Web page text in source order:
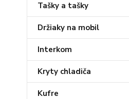
Tašky a tašky
Držiaky na mobil
Interkom
Kryty chladiča
Kufre